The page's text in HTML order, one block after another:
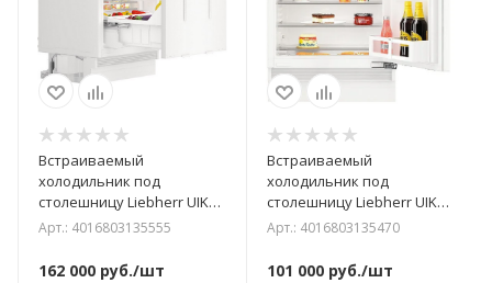
Встраиваемый
холодильник под
столешницу Liebherr UIKo
1560-26 001
Арт.: 4016803135555
162 000 руб./шт
Встраиваемый
холодильник под
столешницу Liebherr UIK
1514-26 001
Арт.: 4016803135470
101 000руб./шт